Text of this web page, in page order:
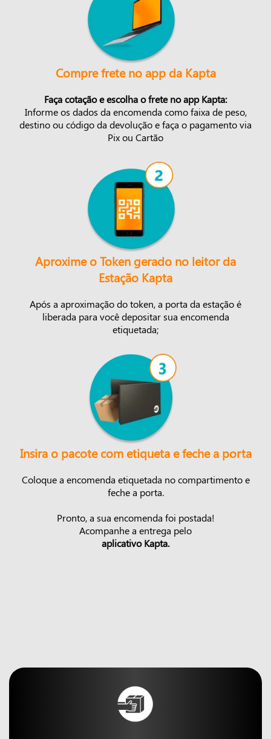
Compre frete no app da Kapta
Faça cotação e escolha o frete no app Kapta:
Informe os dados da encomenda como faixa de peso,
destino ou código da devolução e faça o pagamento via
Pix ou Cartão
Aproxime o Token gerado no leitor da
Estação Kapta
Após a aproximação do token, a porta da estação é
liberada para você depositar sua encomenda
etiquetada;
Insira o pacote com etiqueta e feche a porta
Coloque a encomenda etiquetada no compartimento e
feche a porta.
Pronto, a sua encomenda foi postada!
Acompanhe a entrega pelo
aplicativo Kapta.